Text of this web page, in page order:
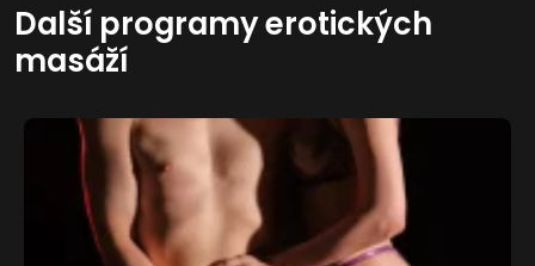
Další programy erotických
masáží